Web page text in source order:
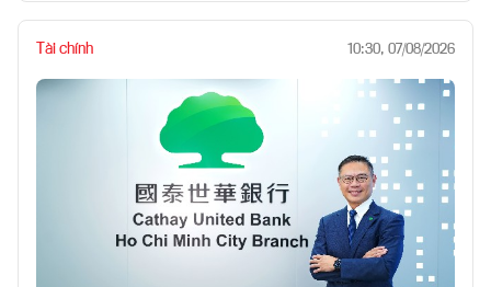
Tài chính 10:30, 07/08/2026